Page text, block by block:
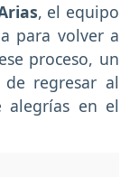
, el equipo
para volver a
proceso, un
regresar al
en el